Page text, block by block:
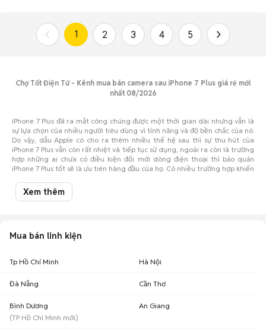
1 2 3 4 5
Chợ Tốt Điện Tử - Kênh mua bán camera sau iPhone 7 Plus giá rẻ mới
nhất 08/2026
iPhone 7 Plus đã ra mắt công chúng được một thời gian dài nhưng vẫn là
sự lựa chọn của nhiều người tiêu dùng vì tính năng và độ bền chắc của nó.
Do vậy, dẫu Apple có cho ra thêm nhiều thế hệ sau thì sự thu hút của
iPhone 7 Plus vẫn còn rất nhiệt và tiếp tục sử dụng, ngoài ra còn là trường
hợp những ai chưa có điều kiện đổi mới dòng điện thoại thì bảo quản
iPhone 7 Plus tốt sẽ là ưu tiên hàng đầu của họ. Có nhiều trường hợp khiến
dụng, hãy tìm hiểu vì sao và nên mua tại đâu trong bài viết này.
trang bị một cụm camera sau kép, đem lại khả năng chụp hình ở 2 tiêu cự
khác nhau. Một camera sẽ được sử dụng để chụp góc rộng (phong cảnh,
Streetlife,..) và chiếc còn lại chuyên dành cho chụp chân dung.
Ống kính góc hẹp tiêu cự tương đương 56mm cho ảnh được phóng to 2x
với các hiệu ứng như xóa phông, nhận diện khuôn mặt của chủ thể khá
nổi bật,.. Mở khẩu độ được cải thiện lớn hơn (f/1.8) và sự cải thiện đèn flash
Xem thêm
Mua bán linh kiện
Tp Hồ Chí Minh Hà Nội
Đà Nẵng Cần Thơ
Bình Dương
(TP Hồ Chí Minh mới)
An Giang